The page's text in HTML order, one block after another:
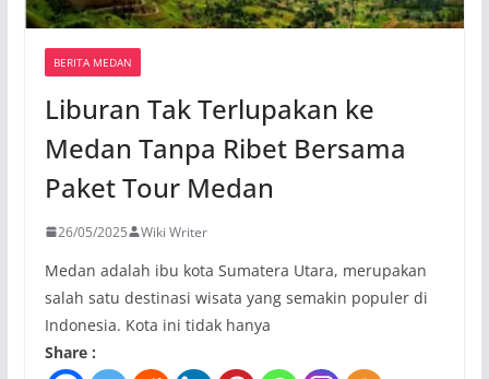
BERITA MEDAN
Liburan Tak Terlupakan ke
Medan Tanpa Ribet Bersama
Paket Tour Medan
26/05/2025 Wiki Writer
Medan adalah ibu kota Sumatera Utara, merupakan
salah satu destinasi wisata yang semakin populer di
Indonesia. Kota ini tidak hanya
Share :